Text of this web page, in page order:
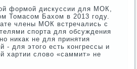
формой дискуссии для МОК,
Томасом Бахом в 2013 году.
члены МОК встречались с
спорта для обсуждения
никак не для принятия
- для этого есть конгрессы и
хартии слово «саммит» не